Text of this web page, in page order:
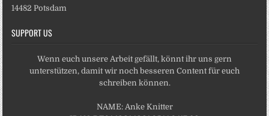
14482 Potsdam
SUPPORT US
Wenn euch unsere Arbeit gefällt, könnt ihr uns gern
unterstützen, damit wir noch besseren Content für euch
schreiben können.
NAME: Anke Knitter